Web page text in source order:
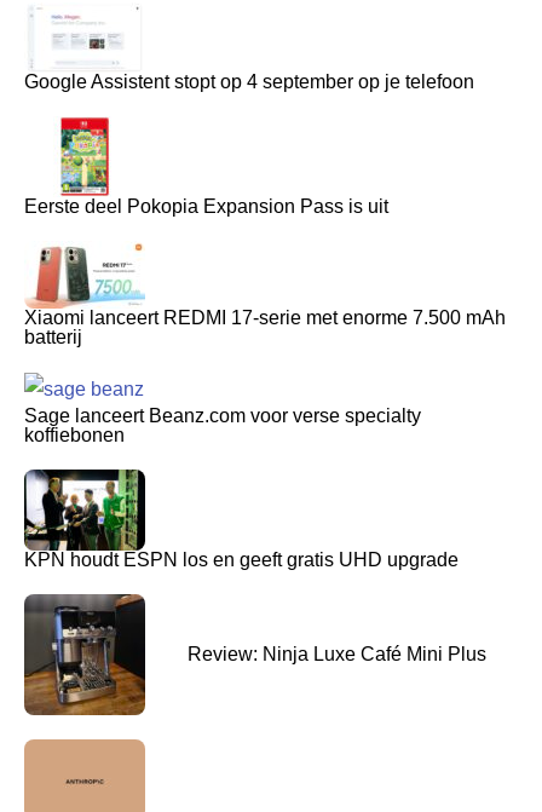
Google Assistent stopt op 4 september op je telefoon
Eerste deel Pokopia Expansion Pass is uit
Xiaomi lanceert REDMI 17-serie met enorme 7.500 mAh
batterij
Sage lanceert Beanz.com voor verse specialty
koffiebonen
KPN houdt ESPN los en geeft gratis UHD upgrade
Review: Ninja Luxe Café Mini Plus